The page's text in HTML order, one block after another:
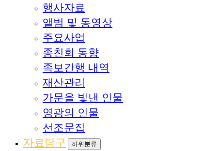
행사자료
앨범 및 동영상
주요사업
종친회 동향
족보간행 내역
재산관리
가문을 빛낸 인물
영광의 인물
선조문집
자료탐구
하위분류